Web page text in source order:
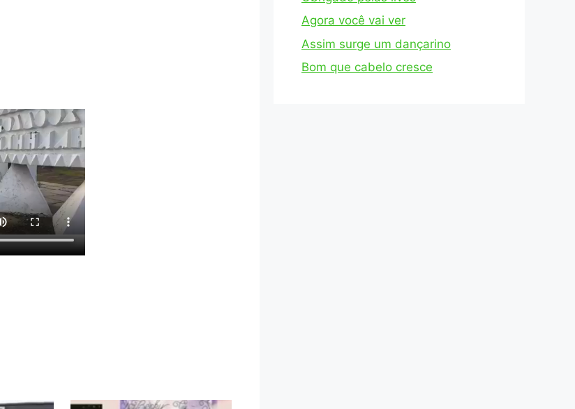
Agora você vai ver
Assim surge um dançarino
Bom que cabelo cresce